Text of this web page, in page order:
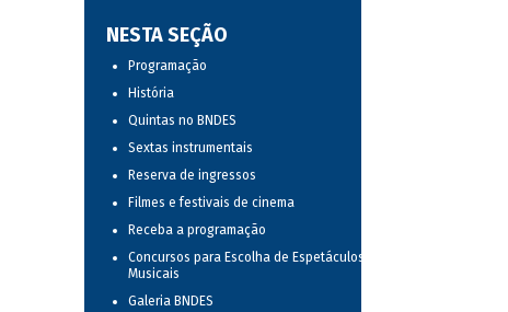
NESTA SEÇÃO
Programação
História
Quintas no BNDES
Sextas instrumentais
Reserva de ingressos
Filmes e festivais de cinema
Receba a programação
Concursos para Escolha de Espetáculos
Musicais
Galeria BNDES